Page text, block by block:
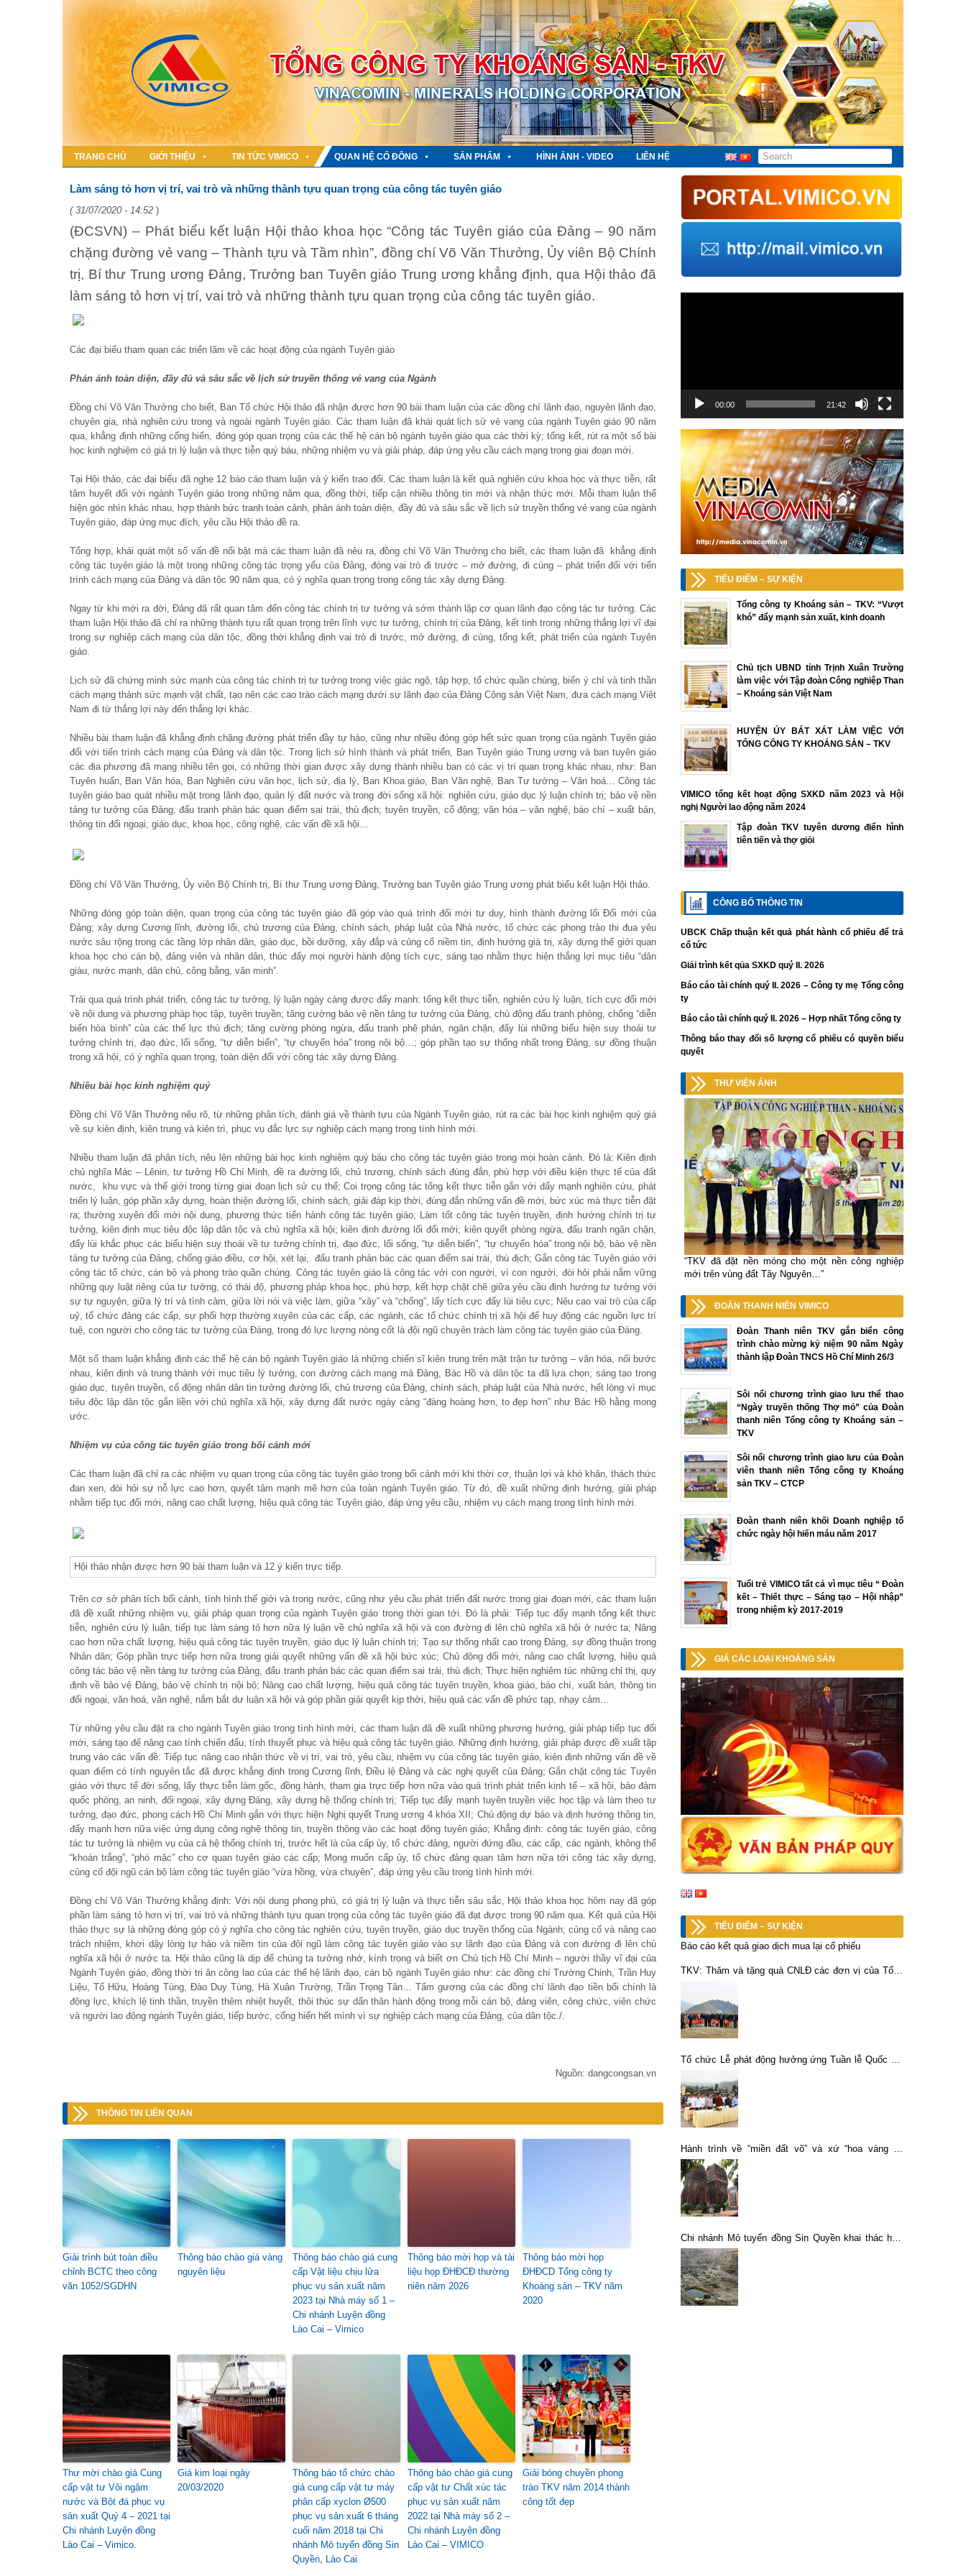
TRANG CHỦ GIỚI THIỆU TIN TỨC VIMICO QUAN HỆ CỔ ĐÔNG SẢN PHẨM HÌNH ẢNH - VIDEO LIÊN HỆ
Làm sáng tỏ hơn vị trí, vai trò và những thành tựu quan trọng của công tác tuyên giáo
( 31/07/2020 - 14:52 )
(ĐCSVN) – Phát biểu kết luận Hội thảo khoa học “Công tác Tuyên giáo của Đảng – 90 năm
chặng đường vẻ vang – Thành tựu và Tầm nhìn”, đồng chí Võ Văn Thưởng, Ủy viên Bộ Chính
trị, Bí thư Trung ương Đảng, Trưởng ban Tuyên giáo Trung ương khẳng định, qua Hội thảo đã
làm sáng tỏ hơn vị trí, vai trò và những thành tựu quan trọng của công tác tuyên giáo.
Các đại biểu tham quan các triển lãm về các hoạt động của ngành Tuyên giáo
Phản ánh toàn diện, đầy đủ và sâu sắc về lịch sử truyền thống vẻ vang của Ngành
Đồng chí Võ Văn Thưởng cho biết, Ban Tổ chức Hội thảo đã nhận được hơn 90 bài tham luận của các đồng chí lãnh đạo, nguyên lãnh đạo,
chuyên gia, nhà nghiên cứu trong và ngoài ngành Tuyên giáo. Các tham luận đã khái quát lịch sử vẻ vang của ngành Tuyên giáo 90 năm
qua, khẳng định những cống hiến, đóng góp quan trọng của các thế hệ cán bộ ngành tuyên giáo qua các thời kỳ; tổng kết, rút ra một số bài
học kinh nghiệm có giá trị lý luận và thực tiễn quý báu, những nhiệm vụ và giải pháp, đáp ứng yêu cầu cách mạng trong giai đoạn mới.
Tại Hội thảo, các đại biểu đã nghe 12 báo cáo tham luận và ý kiến trao đổi. Các tham luận là kết quả nghiên cứu khoa học và thực tiễn, rất
tâm huyết đối với ngành Tuyên giáo trong những năm qua, đồng thời, tiếp cận nhiều thông tin mới và nhận thức mới. Mỗi tham luận thể
hiện góc nhìn khác nhau, hợp thành bức tranh toàn cảnh, phản ánh toàn diện, đầy đủ và sâu sắc về lịch sử truyền thống vẻ vang của ngành
Tuyên giáo, đáp ứng mục đích, yêu cầu Hội thảo đề ra.
Tổng hợp, khái quát một số vấn đề nổi bật mà các tham luận đã nêu ra, đồng chí Võ Văn Thưởng cho biết, các tham luận đã khẳng định
công tác tuyên giáo là một trong những công tác trọng yếu của Đảng, đóng vai trò đi trước – mở đường, đi cùng – phát triển đối với tiến
trình cách mạng của Đảng và dân tộc 90 năm qua, có ý nghĩa quan trọng trong công tác xây dựng Đảng.
Ngay từ khi mới ra đời, Đảng đã rất quan tâm đến công tác chính trị tư tưởng và sớm thành lập cơ quan lãnh đạo công tác tư tưởng. Các
tham luận Hội thảo đã chỉ ra những thành tựu rất quan trọng trên lĩnh vực tư tưởng, chính trị của Đảng, kết tinh trong những thắng lợi vĩ đại
trong sự nghiệp cách mạng của dân tộc, đồng thời khẳng định vai trò đi trước, mở đường, đi cùng, tổng kết, phát triển của ngành Tuyên
giáo.
Lịch sử đã chứng minh sức mạnh của công tác chính trị tư tưởng trong việc giác ngộ, tập hợp, tổ chức quần chúng, biến ý chí và tinh thần
cách mạng thành sức mạnh vật chất, tạo nên các cao trào cách mạng dưới sự lãnh đạo của Đảng Cộng sản Việt Nam, đưa cách mạng Việt
Nam đi từ thắng lợi này đến thắng lợi khác.
Nhiều bài tham luận đã khẳng định chặng đường phát triển đầy tự hào, cũng như nhiều đóng góp hết sức quan trọng của ngành Tuyên giáo
đối với tiến trình cách mạng của Đảng và dân tộc. Trong lịch sử hình thành và phát triển, Ban Tuyên giáo Trung ương và ban tuyên giáo
các địa phương đã mang nhiều tên gọi, có những thời gian được xây dựng thành nhiều ban có các vị trí quan trọng khác nhau, như: Ban
Tuyên huấn, Ban Văn hóa, Ban Nghiên cứu văn học, lịch sử, địa lý, Ban Khoa giáo, Ban Văn nghệ, Ban Tư tưởng – Văn hoá… Công tác
tuyên giáo bao quát nhiều mặt trong lãnh đạo, quản lý đất nước và trong đời sống xã hội: nghiên cứu, giáo dục lý luận chính trị; bảo vệ nền
tảng tư tưởng của Đảng, đấu tranh phản bác quan điểm sai trái, thù địch; tuyên truyền, cổ động; văn hóa – văn nghệ, báo chí – xuất bản,
thông tin đối ngoại; giáo dục, khoa học, công nghệ, các vấn đề xã hội…
Đồng chí Võ Văn Thưởng, Ủy viên Bộ Chính trị, Bí thư Trung ương Đảng, Trưởng ban Tuyên giáo Trung ương phát biểu kết luận Hội thảo.
Những đóng góp toàn diện, quan trọng của công tác tuyên giáo đã góp vào quá trình đổi mới tư duy, hình thành đường lối Đổi mới của
Đảng; xây dựng Cương lĩnh, đường lối, chủ trương của Đảng, chính sách, pháp luật của Nhà nước, tổ chức các phong trào thi đua yêu
nước sâu rộng trong các tầng lớp nhân dân, giáo dục, bồi dưỡng, xây đắp và củng cố niềm tin, định hướng giá trị, xây dựng thế giới quan
khoa học cho cán bộ, đảng viên và nhân dân, thúc đẩy mọi người hành động tích cực, sáng tạo nhằm thực hiện thắng lợi mục tiêu “dân
giàu, nước mạnh, dân chủ, công bằng, văn minh”.
Trải qua quá trình phát triển, công tác tư tưởng, lý luận ngày càng được đẩy mạnh: tổng kết thực tiễn, nghiên cứu lý luận, tích cực đổi mới
về nội dung và phương pháp học tập, tuyên truyền; tăng cường bảo vệ nền tảng tư tưởng của Đảng, chủ động đấu tranh phòng, chống “diễn
biến hòa bình” của các thế lực thù địch; tăng cường phòng ngừa, đấu tranh phê phán, ngăn chặn, đẩy lùi những biểu hiện suy thoái tư
tưởng chính trị, đạo đức, lối sống, “tự diễn biến”, “tự chuyển hóa” trong nội bộ…; góp phần tạo sự thống nhất trong Đảng, sự đồng thuận
trong xã hội, có ý nghĩa quan trọng, toàn diện đối với công tác xây dựng Đảng.
Nhiều bài học kinh nghiệm quý
Đồng chí Võ Văn Thưởng nêu rõ, từ những phân tích, đánh giá về thành tựu của Ngành Tuyên giáo, rút ra các bài học kinh nghiệm quý giá
về sự kiên định, kiên trung và kiên trì, phục vụ đắc lực sự nghiệp cách mạng trong tình hình mới.
Nhiều tham luận đã phân tích, nêu lên những bài học kinh nghiệm quý báu cho công tác tuyên giáo trong mọi hoàn cảnh. Đó là: Kiên định
chủ nghĩa Mác – Lênin, tư tưởng Hồ Chí Minh, đề ra đường lối, chủ trương, chính sách đúng đắn, phù hợp với điều kiện thực tế của đất
nước, khu vực và thế giới trong từng giai đoạn lịch sử cụ thể; Coi trọng công tác tổng kết thực tiễn gắn với đẩy mạnh nghiên cứu, phát
triển lý luận, góp phần xây dựng, hoàn thiện đường lối, chính sách, giải đáp kịp thời, đúng đắn những vấn đề mới, bức xúc mà thực tiễn đặt
ra; thường xuyên đổi mới nội dung, phương thức tiến hành công tác tuyên giáo; Làm tốt công tác tuyên truyền, định hướng chính trị tư
tưởng, kiên định mục tiêu độc lập dân tộc và chủ nghĩa xã hội; kiên định đường lối đổi mới; kiên quyết phòng ngừa, đấu tranh ngăn chặn,
đẩy lùi khắc phục các biểu hiện suy thoái về tư tưởng chính trị, đạo đức, lối sống, “tự diễn biến”, “tự chuyển hóa” trong nội bộ, bảo vệ nền
tảng tư tưởng của Đảng, chống giáo điều, cơ hội, xét lại, đấu tranh phản bác các quan điểm sai trái, thù địch; Gắn công tác Tuyên giáo với
công tác tổ chức, cán bộ và phong trào quần chúng. Công tác tuyên giáo là công tác với con người, vì con người, đòi hỏi phải nắm vững
những quy luật riêng của tư tưởng, có thái độ, phương pháp khoa học, phù hợp, kết hợp chặt chẽ giữa yêu cầu định hướng tư tưởng với
sự tự nguyện, giữa lý trí và tình cảm, giữa lời nói và việc làm, giữa “xây” và “chống”, lấy tích cực đẩy lùi tiêu cực; Nêu cao vai trò của cấp
uỷ, tổ chức đảng các cấp, sự phối hợp thường xuyên của các cấp, các ngành, các tổ chức chính trị xã hội để huy động các nguồn lực trí
tuệ, con người cho công tác tư tưởng của Đảng, trong đó lực lượng nòng cốt là đội ngũ chuyên trách làm công tác tuyên giáo của Đảng.
Một số tham luận khẳng định các thế hệ cán bộ ngành Tuyên giáo là những chiến sĩ kiên trung trên mặt trận tư tưởng – văn hóa, nối bước
nhau, kiên định và trung thành với mục tiêu lý tưởng, con đường cách mạng mà Đảng, Bác Hồ và dân tộc ta đã lựa chọn; sáng tạo trong
giáo dục, tuyên truyền, cổ động nhân dân tin tưởng đường lối, chủ trương của Đảng, chính sách, pháp luật của Nhà nước, hết lòng vì mục
tiêu độc lập dân tộc gắn liền với chủ nghĩa xã hội, xây dựng đất nước ngày càng “đàng hoàng hơn, to đẹp hơn” như Bác Hồ hằng mong
ước.
Nhiệm vụ của công tác tuyên giáo trong bối cảnh mới
Các tham luận đã chỉ ra các nhiệm vụ quan trọng của công tác tuyên giáo trong bối cảnh mới khi thời cơ, thuận lợi và khó khăn, thách thức
đan xen, đòi hỏi sự nỗ lực cao hơn, quyết tâm mạnh mẽ hơn của toàn ngành Tuyên giáo. Từ đó, đề xuất những định hướng, giải pháp
nhằm tiếp tục đổi mới, nâng cao chất lượng, hiệu quả công tác Tuyên giáo, đáp ứng yêu cầu, nhiệm vụ cách mạng trong tình hình mới.
Hội thảo nhận được hơn 90 bài tham luận và 12 ý kiến trực tiếp.
Trên cơ sở phân tích bối cảnh, tình hình thế giới và trong nước, cũng như yêu cầu phát triển đất nước trong giai đoạn mới, các tham luận
đã đề xuất những nhiệm vụ, giải pháp quan trọng của ngành Tuyên giáo trong thời gian tới. Đó là phải: Tiếp tục đẩy mạnh tổng kết thực
tiễn, nghiên cứu lý luận, tiếp tục làm sáng tỏ hơn nữa lý luận về chủ nghĩa xã hội và con đường đi lên chủ nghĩa xã hội ở nước ta; Nâng
cao hơn nữa chất lượng, hiệu quả công tác tuyên truyền, giáo dục lý luận chính trị; Tạo sự thống nhất cao trong Đảng, sự đồng thuận trong
Nhân dân; Góp phần trực tiếp hơn nữa trong giải quyết những vấn đề xã hội bức xúc; Chủ động đổi mới, nâng cao chất lượng, hiệu quả
công tác bảo vệ nền tảng tư tưởng của Đảng, đấu tranh phản bác các quan điểm sai trái, thù địch; Thực hiện nghiêm túc những chỉ thị, quy
định về bảo vệ Đảng, bảo vệ chính trị nội bộ; Nâng cao chất lượng, hiệu quả công tác tuyên truyền, khoa giáo, báo chí, xuất bản, thông tin
đối ngoại, văn hoá, văn nghệ, nắm bắt dư luận xã hội và góp phần giải quyết kịp thời, hiệu quả các vấn đề phức tạp, nhạy cảm…
Từ những yêu cầu đặt ra cho ngành Tuyên giáo trong tình hình mới, các tham luận đã đề xuất những phương hướng, giải pháp tiếp tục đổi
mới, sáng tạo để nâng cao tính chiến đấu, tính thuyết phục và hiệu quả công tác tuyên giáo. Những định hướng, giải pháp được đề xuất tập
trung vào các vấn đề: Tiếp tục nâng cao nhận thức về vị trí, vai trò, yêu cầu, nhiệm vụ của công tác tuyên giáo, kiên định những vấn đề về
quan điểm có tính nguyên tắc đã được khẳng định trong Cương lĩnh, Điều lệ Đảng và các nghị quyết của Đảng; Gắn chặt công tác Tuyên
giáo với thực tế đời sống, lấy thực tiễn làm gốc, đồng hành, tham gia trực tiếp hơn nữa vào quá trình phát triển kinh tế – xã hội, bảo đảm
quốc phòng, an ninh, đối ngoại, xây dựng Đảng, xây dựng hệ thống chính trị; Tiếp tục đẩy mạnh tuyên truyền việc học tập và làm theo tư
tưởng, đạo đức, phong cách Hồ Chí Minh gắn với thực hiện Nghị quyết Trung ương 4 khóa XII; Chủ động dự báo và định hướng thông tin,
đẩy mạnh hơn nữa việc ứng dụng công nghệ thông tin, truyền thông vào các hoạt động tuyên giáo; Khẳng định: công tác tuyên giáo, công
tác tư tưởng là nhiệm vụ của cả hệ thống chính trị, trước hết là của cấp ủy, tổ chức đảng, người đứng đầu, các cấp, các ngành, không thể
“khoán trắng”, “phó mặc” cho cơ quan tuyên giáo các cấp; Mong muốn cấp ủy, tổ chức đảng quan tâm hơn nữa tới công tác xây dựng,
củng cố đội ngũ cán bộ làm công tác tuyên giáo “vừa hồng, vừa chuyên”, đáp ứng yêu cầu trong tình hình mới.
Đồng chí Võ Văn Thưởng khẳng định: Với nội dung phong phú, có giá trị lý luận và thực tiễn sâu sắc, Hội thảo khoa học hôm nay đã góp
phần làm sáng tỏ hơn vị trí, vai trò và những thành tựu quan trọng của công tác tuyên giáo đã đạt được trong 90 năm qua. Kết quả của Hội
thảo thực sự là những đóng góp có ý nghĩa cho công tác nghiên cứu, tuyên truyền, giáo dục truyền thống của Ngành; củng cố và nâng cao
trách nhiệm, khơi dậy lòng tự hào và niềm tin của đội ngũ làm công tác tuyên giáo vào sự lãnh đạo của Đảng và con đường đi lên chủ
nghĩa xã hội ở nước ta. Hội thảo cũng là dịp để chúng ta tưởng nhớ, kính trọng và biết ơn Chủ tịch Hồ Chí Minh – người thầy vĩ đại của
Ngành Tuyên giáo, đồng thời tri ân công lao của các thế hệ lãnh đạo, cán bộ ngành Tuyên giáo như: các đồng chí Trường Chinh, Trần Huy
Liệu, Tố Hữu, Hoàng Tùng, Đào Duy Tùng, Hà Xuân Trường, Trần Trọng Tân… Tấm gương của các đồng chí lãnh đạo tiền bối chính là
động lực, khích lệ tinh thần, truyền thêm nhiệt huyết, thôi thúc sự dấn thân hành động trong mỗi cán bộ, đảng viên, công chức, viên chức
và người lao động ngành Tuyên giáo, tiếp bước, cống hiến hết mình vì sự nghiệp cách mạng của Đảng, của dân tộc./.
Nguồn: dangcongsan.vn
THÔNG TIN LIÊN QUAN
Giải trình bút toàn điều
chỉnh BCTC theo công
văn 1052/SGDHN
Thông báo chào giá vàng
nguyên liệu
Thông báo chào giá cung
cấp Vật liệu chịu lửa
phục vụ sản xuất năm
2023 tại Nhà máy số 1 –
Chi nhánh Luyện đồng
Lào Cai – Vimico
Thông báo mời họp và tài
liệu họp ĐHĐCĐ thường
niên năm 2026
Thông báo mời họp
ĐHĐCD Tổng công ty
Khoáng sản – TKV năm
2020
Thư mời chào giá Cung
cấp vật tư Vôi ngậm
nước và Bột đá phục vụ
sản xuất Quý 4 – 2021 tại
Chi nhánh Luyện đồng
Lào Cai – Vimico.
Giá kim loại ngày
20/03/2020
Thông báo tổ chức chào
giá cung cấp vật tư máy
phân cấp xyclon Ø500
phục vụ sản xuất 6 tháng
cuối năm 2018 tại Chi
nhánh Mỏ tuyển đồng Sin
Quyền, Lào Cai
Thông báo chào giá cung
cấp vật tư Chất xúc tác
phục vụ sản xuất năm
2022 tại Nhà máy số 2 –
Chi nhánh Luyện đồng
Lào Cai – VIMICO
Giải bóng chuyền phong
trào TKV năm 2014 thành
công tốt đẹp
00:00 21:42
TIÊU ĐIỂM – SỰ KIỆN
Tổng công ty Khoáng sản – TKV: “Vượt
khó” đẩy mạnh sản xuất, kinh doanh
Chủ tịch UBND tỉnh Trịnh Xuân Trường
làm việc với Tập đoàn Công nghiệp Than
– Khoáng sản Việt Nam
HUYỆN ỦY BÁT XÁT LÀM VIỆC VỚI
TỔNG CÔNG TY KHOÁNG SẢN – TKV
VIMICO tổng kết hoạt động SXKD năm 2023 và Hội
nghị Người lao động năm 2024
Tập đoàn TKV tuyên dương điển hình
tiên tiến và thợ giỏi
CÔNG BỐ THÔNG TIN
UBCK Chấp thuận kết quả phát hành cổ phiếu để trả
cổ tức
Giải trình kết qủa SXKD quý II. 2026
Báo cáo tài chính quý II. 2026 – Công ty mẹ Tổng công
ty
Báo cáo tài chính quý II. 2026 – Hợp nhất Tổng công ty
Thông báo thay đổi số lượng cổ phiếu có quyền biểu
quyết
THƯ VIỆN ẢNH
“TKV đã đặt nền móng cho một nền công nghiệp
mới trên vùng đất Tây Nguyên…”
ĐOÀN THANH NIÊN VIMICO
Đoàn Thanh niên TKV gắn biển công
trình chào mừng kỷ niệm 90 năm Ngày
thành lập Đoàn TNCS Hồ Chí Minh 26/3
Sôi nổi chương trình giao lưu thể thao
“Ngày truyền thống Thợ mỏ” của Đoàn
thanh niên Tổng công ty Khoáng sản –
TKV
Sôi nổi chương trình giao lưu của Đoàn
viên thanh niên Tổng công ty Khoáng
sản TKV – CTCP
Đoàn thanh niên khối Doanh nghiệp tổ
chức ngày hội hiến máu năm 2017
Tuổi trẻ VIMICO tất cả vì mục tiêu “ Đoàn
kết – Thiết thực – Sáng tạo – Hội nhập”
trong nhiệm kỳ 2017-2019
GIÁ CÁC LOẠI KHOÁNG SẢN
TIÊU ĐIỂM – SỰ KIỆN
Báo cáo kết quả giao dịch mua lại cổ phiếu
TKV: Thăm và tặng quà CNLĐ các đơn vị của Tổng
Tổ chức Lễ phát động hưởng ứng Tuần lễ Quốc gia
nổ lần thứ 18 năm 2016.
Hành trình về “miền đất võ” và xứ “hoa vàng cỏ
xanh”
Chi nhánh Mỏ tuyển đồng Sin Quyền khai thác hơn
900 ngàn tấn quặng